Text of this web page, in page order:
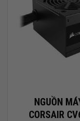
Chiếu sáng
NGUỒN
CORSAIR